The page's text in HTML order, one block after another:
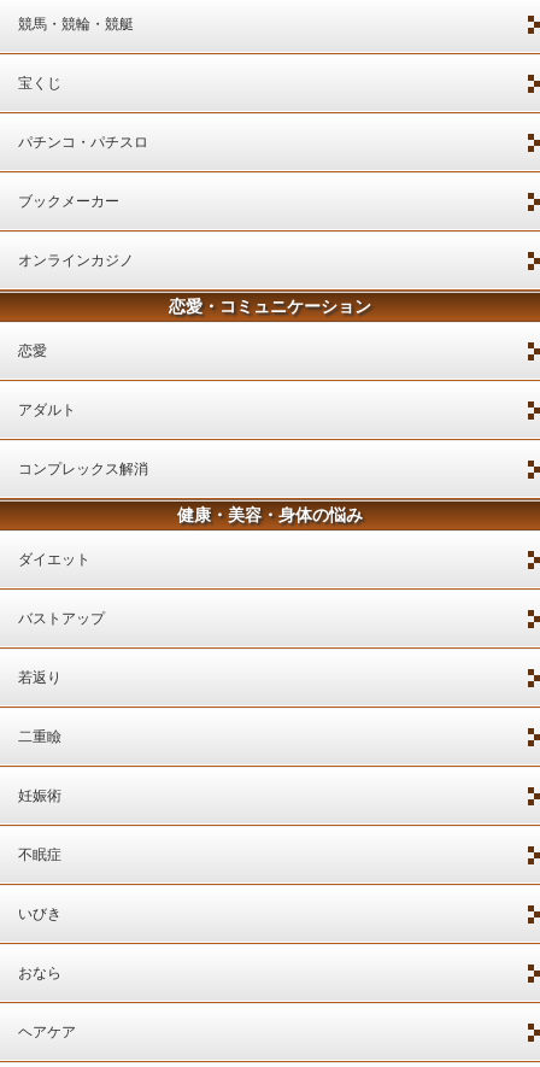
競馬・競輪・競艇
宝くじ
パチンコ・パチスロ
ブックメーカー
オンラインカジノ
恋愛・コミュニケーション
恋愛
アダルト
コンプレックス解消
健康・美容・身体の悩み
ダイエット
バストアップ
若返り
二重瞼
妊娠術
不眠症
いびき
おなら
ヘアケア